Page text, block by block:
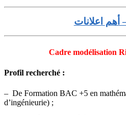
Cadre modélisation
Profil recherché :
– De Formation BAC +5 en
d’ingénieurie) ;